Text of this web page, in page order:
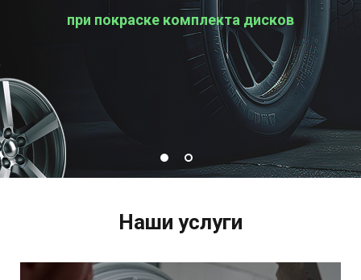
при покраске комплекта дисков
Наши услуги